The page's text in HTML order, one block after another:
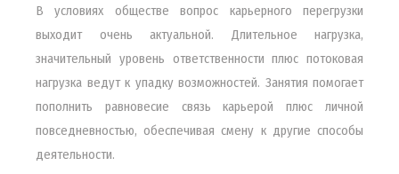
В условиях обществе вопрос карьерного перегрузки
выходит очень актуальной. Длительное нагрузка,
значительный уровень ответственности плюс потоковая
нагрузка ведут к упадку возможностей. Занятия помогает
пополнить равновесие связь карьерой плюс личной
повседневностью, обеспечивая смену к другие способы
деятельности.